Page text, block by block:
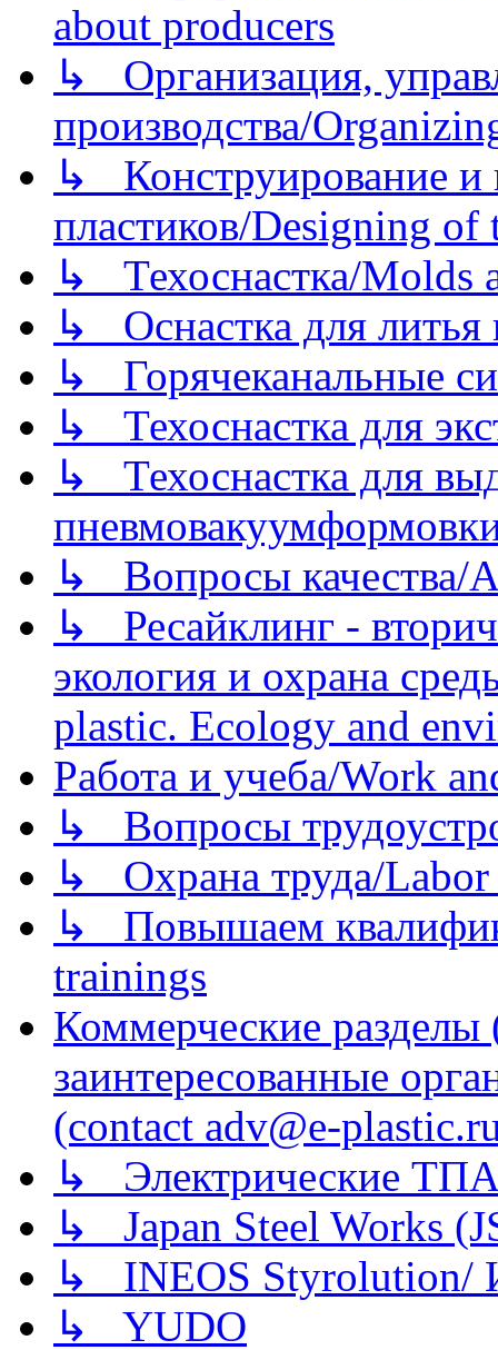
about producers
↳ Организация,
производства/
↳ Конструирование и
пластиков/Designing of
↳ Техоснастка/Molds
↳ Оснастка для литья
↳ Горячеканальные
↳ Техоснастка для
↳ Техоснастка для
↳ Вопросы качества/
↳ Ресайклинг -
экология и охрана
plastic. Ecology and
Работа и учеба/Work
↳ Вопросы
↳ Охрана труда/Labor
↳ Повышаем
trainings
Коммерческие
заинтересованные
(contact adv@e-
↳ Электрические
↳ Japan Steel Works
↳ INEOS
↳ YUDO